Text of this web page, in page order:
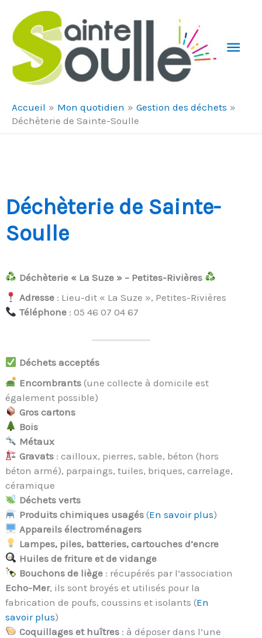
Accueil Mon quotidien
Gestion des déchets
Déchèterie de Sainte-Soulle
Déchèterie de Sainte-
Soulle
Déchèterie « La Suze » – Petites-Rivières
Adresse: Lieu-dit « La Suze », Petites-Rivières
Téléphone: 05 46 07 04 67
Déchets acceptés
Encombrants(une collecte à domicile est
également possible)
Gros cartons
Bois
Métaux
Gravats: cailloux, pierres, sable, béton (hors
béton armé), parpaings, tuiles, briques, carrelage,
céramique
Déchets verts
Produits chimiques usagés(En savoir plus)
Appareils électroménagers
Lampes, piles, batteries, cartouches d’encre
Huiles de friture et de vidange
Bouchons de liège: récupérés par l’association
Echo-Mer, ils sont broyés et utilisés pour la
fabrication de poufs, coussins et isolants (En
savoir plus)
Coquillages et huîtres: à déposer dans l’une